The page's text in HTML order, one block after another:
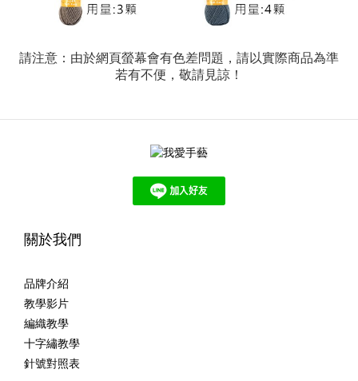
請注意：由於網頁螢幕會有色差問題，請以實際商品為準
若有不便，敬請見諒！
關於我們
品牌介紹
教學影片
編織教學
十字繡教學
針號對照表